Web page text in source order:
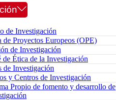
de Investigación
de Proyectos Europeos (OPE)
de Investigación
de Ética de la Investigación
de Investigación
y Centros de Investigación
Propio de fomento y desarrollo de